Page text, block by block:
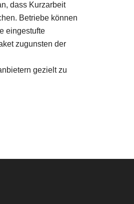
dass Kurzarbeit
Betriebe können
eingestufte
zugunsten der
gezielt zu